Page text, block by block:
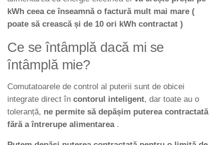
kWh ceea ce înseamnă o factură mult mai mare (
poate să crească și de 10 ori kWh contractat )
Ce se întâmplă dacă mi se
întâmplă mie?
Comutatoarele de control al puterii sunt de obicei
integrate direct în contorul inteligent, dar toate au o
toleranță, ne permite să depășim puterea contractată
fără a întrerupe alimentarea.